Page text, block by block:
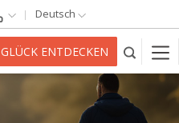
Deutsch
GLÜCK ENTDECKEN